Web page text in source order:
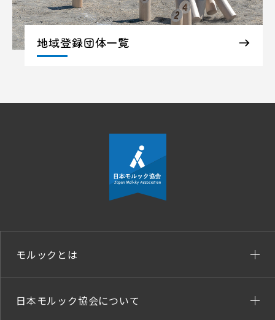
地域登録団体一覧
モルックとは
日本モルック協会について